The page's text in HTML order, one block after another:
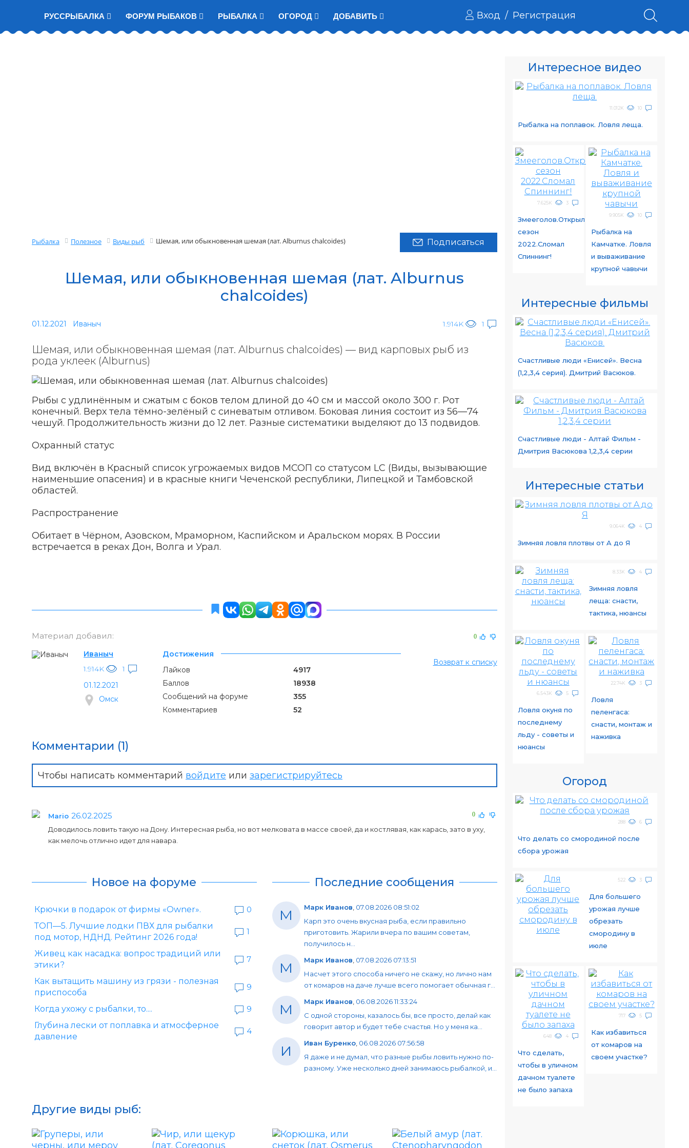
РУССРЫБАЛКА ФОРУМ РЫБАКОВ РЫБАЛКА ОГОРОД ДОБАВИТЬ Вход / Регистрация
Рыбалка Полезное Виды рыб Шемая, или обыкновенная шемая (лат. Alburnus chalcoides) Подписаться
Шемая, или обыкновенная шемая (лат. Alburnus
chalcoides)
01.12.2021 Иваныч 1.914K 1
Шемая, или обыкновенная шемая (лат. Alburnus chalcoides) — вид карповых рыб из
рода уклеек (Alburnus)
Рыбы с удлинённым и сжатым с боков телом длиной до 40 см и массой около 300 г. Рот
конечный. Верх тела тёмно-зелёный с синеватым отливом. Боковая линия состоит из 56—74
чешуй. Продолжительность жизни до 12 лет. Разные систематики выделяют до 13 подвидов.
Охранный статус
Вид включён в Красный список угрожаемых видов МСОП со статусом LC (Виды, вызывающие
наименьшие опасения) и в красные книги Чеченской республики, Липецкой и Тамбовской
областей.
Распространение
Обитает в Чёрном, Азовском, Мраморном, Каспийском и Аральском морях. В России
встречается в реках Дон, Волга и Урал.
Материал добавил: 0
Иваныч
1.914K
1
01.12.2021
Омск
Достижения
Лайков
4917
Баллов
18938
Сообщений на форуме
355
Комментариев
52
Возврат к списку
Комментарии (1)
Чтобы написать комментарий войдите или зарегистрируйтесь
0
Mario 26.02.2025
Доводилось ловить такую на Дону. Интересная рыба, но вот мелковата в массе своей, да и костлявая, как карась, зато в уху,
как мелочь отлично идет для навара.
Новое на форуме
Крючки в подарок от фирмы «Owner».
0
ТОП—5. Лучшие лодки ПВХ для рыбалки
под мотор, НДНД. Рейтинг 2026 года!
1
Живец как насадка: вопрос традиций или
этики?
7
Как вытащить машину из грязи - полезная
приспособа
9
Когда ухожу с рыбалки, то....
9
Глубина лески от поплавка и атмосферное
давление
4
Последние сообщения
М Марк Иванов 07.08.2026 08:51:02
Карп это очень вкусная рыба, если правильно
приготовить. Жарили вчера по вашим советам,
получилось н...
М Марк Иванов 07.08.2026 07:13:51
Насчет этого способа ничего не скажу, но лично нам
от комаров на даче лучше всего помогает обычная г...
М Марк Иванов 06.08.2026 11:33:24
С одной стороны, казалось бы, все просто, делай как
говорит автор и будет тебе счастья. Но у меня ка...
И Иван Буренко, 06.08.2026 07:56:58
Я даже и не думал, что разные рыбы ловить нужно по-
разному. Уже несколько дней занимаюсь рыбалкой, и...
Другие виды рыб:
Интересное видео
11.012K 10
Рыбалка на поплавок. Ловля леща.
7.625K 3
Змееголов.Открыл
сезон
2022.Сломал
Спиннинг!
9.905K 10
Рыбалка на
Камчатке. Ловля
и вываживание
крупной чавычи
Интересные фильмы
Счастливые люди «Енисей». Весна
(1,2,3,4 серия). Дмитрий Васюков.
Счастливые люди - Алтай Фильм -
Дмитрия Васюкова 1,2,3,4 серии
Интересные статьи
9.064K 4
Зимняя ловля плотвы от A до Я
8.33K 4
Зимняя ловля
леща: снасти,
тактика, нюансы
6.543K 5
Ловля окуня по
последнему
льду - советы и
нюансы
22.74K 3
Ловля
пеленгаса:
снасти, монтаж и
наживка
Огород
288 6
Что делать со смородиной после
сбора урожая
522 3
Для большего
урожая лучше
обрезать
смородину в
июле
648 4
Что сделать,
чтобы в уличном
дачном туалете
не было запаха
717 5
Как избавиться
от комаров на
своем участке?